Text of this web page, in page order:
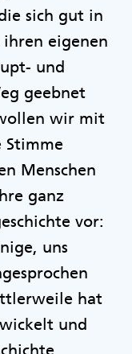
sich gut in
eigenen
und
geebnet
wir mit
Stimme
Menschen
ganz
vor:
uns
hat
und